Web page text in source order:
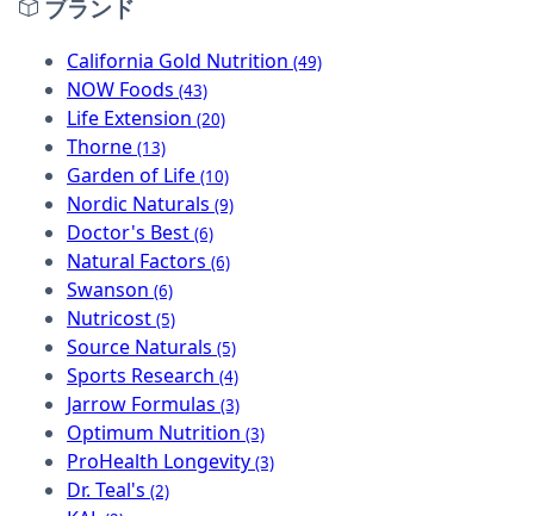
ブランド
California Gold Nutrition (49)
NOW Foods (43)
Life Extension (20)
Thorne (13)
Garden of Life (10)
Nordic Naturals (9)
Doctor's Best (6)
Natural Factors (6)
Swanson (6)
Nutricost (5)
Source Naturals (5)
Sports Research (4)
Jarrow Formulas (3)
Optimum Nutrition (3)
ProHealth Longevity (3)
Dr. Teal's (2)